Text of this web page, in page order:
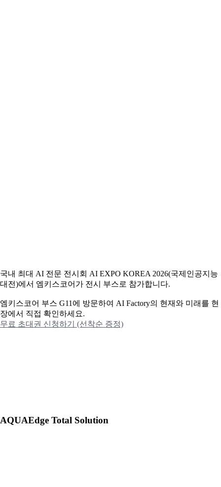
국내 최대 AI 전문 전시회 AI EXPO KOREA 2026(국제인공지능
대전)에서 엠키스코어가 전시 부스로 참가합니다.
엠키스코어 부스 G11에 방문하여 AI Factory의 현재와 미래를 현
장에서 직접 확인하세요.
무료 초대권 신청하기 (선착순 증정)
AQUAEdge Total Solution